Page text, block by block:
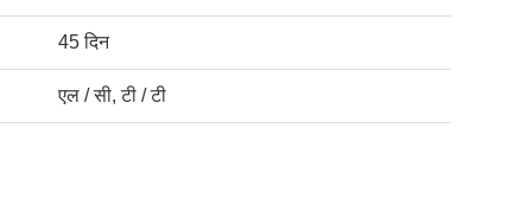
45 दिन
एल / सी, टी / टी